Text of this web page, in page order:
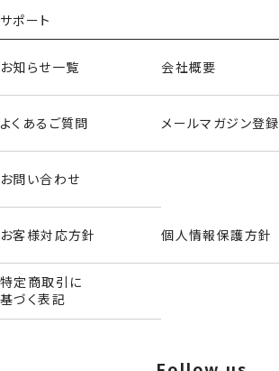
サポート
お知らせ一覧 会社概要
よくあるご質問 メールマガジン登録
お問い合わせ
お客様対応方針 個人情報保護方針
特定商取引に
基づく表記